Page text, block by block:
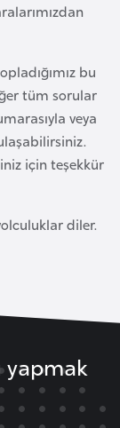
bu
tüm sorular
veya
için teşekkür
diler.